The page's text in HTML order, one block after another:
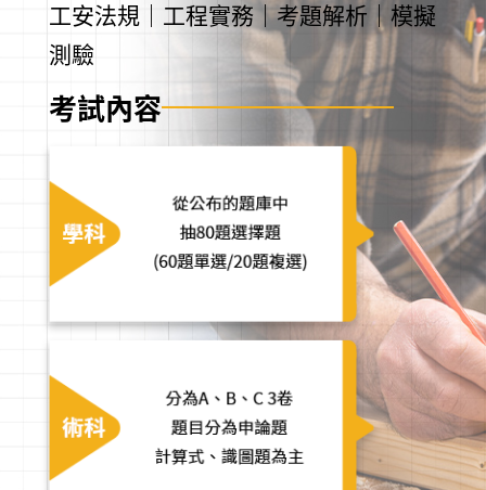
工安法規｜工程實務｜考題解析｜模擬
測驗
考試內容